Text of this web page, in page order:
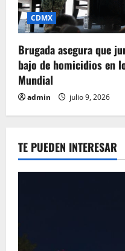
CDMX
Brugada asegura que
bajo de homicidios en
Mundial
admin julio 9, 2026
TE PUEDEN INTERESAR